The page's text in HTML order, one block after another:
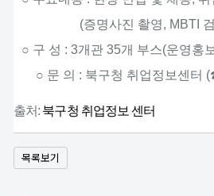
(증명사진 촬영, MBTI
○ 구 성 : 3개관 35개 부스(운영홍
○ 문 의 : 북구청 취업정보센터
출처: 북구청 취업정보 센터
목록보기